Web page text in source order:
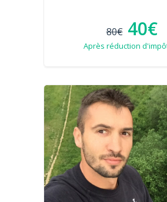
80€ 40€
Après réduction